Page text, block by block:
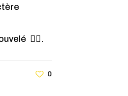
🤷‍♀️.
0